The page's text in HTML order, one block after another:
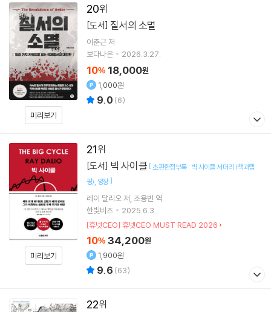
20
미리보기
[도서] 질서의 소멸
이춘근저
보다나은
2026.3.27.
10% 18,000원
1,000원
9.0 (6)
21
미리보기
[도서] 빅 사이클 [ 초판한정부록 : 빅 사이클 서머리 (책과랩
핑) 양장]
레이 달리오 저 조용빈 역
한빛비즈
2025.6.3.
[휴넷CEO] 휴넷CEO MUST READ 2026
10% 34,200원
1,900원
9.6 (63)
22